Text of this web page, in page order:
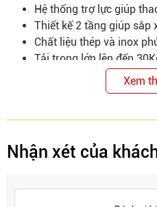
Hệ thống trợ lực giúp
Thiết kế 2 tầng giúp sắp
Chất liệu thép và inox
Tải trọng lớn lên đến
Xem
Nhận xét của